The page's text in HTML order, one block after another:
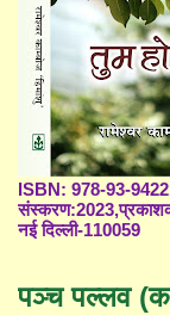
ISBN: 978-93-
नई दिल्ली-110059
पञ्च पल्लव